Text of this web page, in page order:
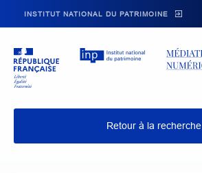
Retour à la recherche
INSTITUT NATIONAL DU PATRIMOINE